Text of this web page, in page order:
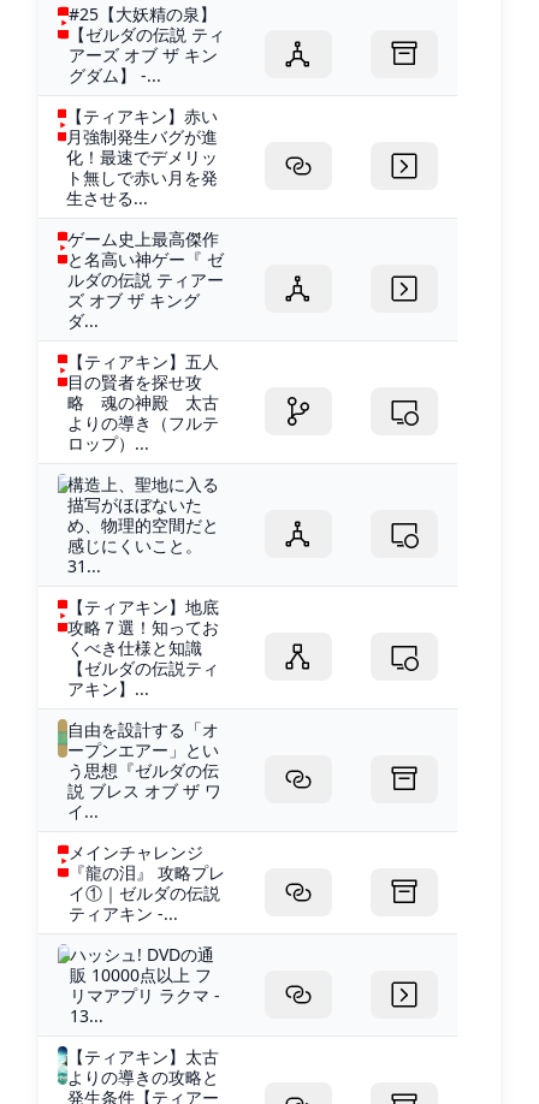
#25【大妖精の泉】
【ゼルダの伝説 ティ
アーズ オブ ザ キン
グダム】 -...
【ティアキン】赤い
月強制発生バグが進
化！最速でデメリッ
ト無しで赤い月を発
生させる...
ゲーム史上最高傑作
と名高い神ゲー『 ゼ
ルダの伝説 ティアー
ズ オブ ザ キング
ダ...
【ティアキン】五人
目の賢者を探せ攻
略 魂の神殿 太古
よりの導き（フルテ
ロップ）...
構造上、聖地に入る
描写がほぼないた
め、物理的空間だと
感じにくいこと。
31...
【ティアキン】地底
攻略７選！知ってお
くべき仕様と知識
【ゼルダの伝説ティ
アキン】...
自由を設計する「オ
ープンエアー」とい
う思想『ゼルダの伝
説 ブレス オブ ザ ワ
イ...
メインチャレンジ
『龍の泪』 攻略プレ
イ①｜ゼルダの伝説
ティアキン -...
ハッシュ! DVDの通
販 10000点以上 フ
リマアプリ ラクマ -
13...
【ティアキン】太古
よりの導きの攻略と
発生条件【ティアー